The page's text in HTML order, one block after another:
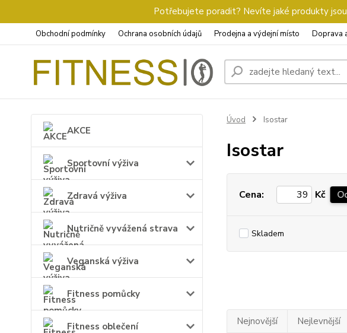
Potřebujete poradit? Nevíte jaké produkty
Obchodní podmínky Ochrana osobních údajů Prodejna a výdejní místo Doprava
AKCE
Sportovní výživa
Zdravá výživa
Nutričně vyvážená strava
Veganská výživa
Fitness pomůcky
Fitness oblečení
Úvod Isostar
Isostar
Cena: Kč
Skladem
Nejnovější Nejlevnější